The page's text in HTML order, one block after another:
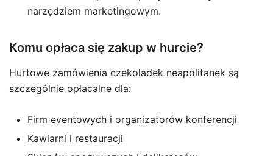
narzędziem marketingowym.
Komu opłaca się zakup w hurcie?
Hurtowe zamówienia czekoladek neapolitanek są
szczególnie opłacalne dla:
Firm eventowych i organizatorów konferencji
Kawiarni i restauracji